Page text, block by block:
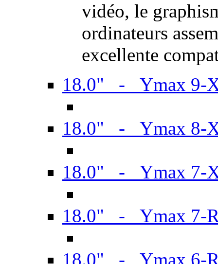
vidéo, le
ordinateurs
excellente
18.0" - Ymax 9-
18.0" - Ymax 8-
18.0" - Ymax 7-
18.0" - Ymax 7-
18.0" - Ymax 6-